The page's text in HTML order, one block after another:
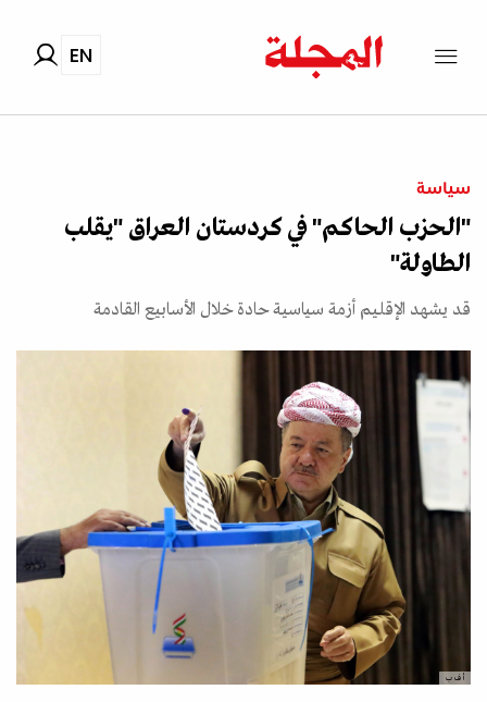
EN
سياسة
"الحزب الحاكم" في كردستان العراق "يقلب
الطاولة"
قد يشهد الإقليم أزمة سياسية حادة خلال الأسابيع القادمة
أ ف ب